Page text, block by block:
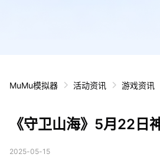
MuMu模拟器 活动资讯 游戏资讯
《守卫山海》5月22日
2025-05-15